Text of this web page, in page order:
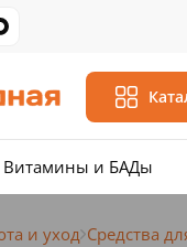
Витамины и БАДы
и уход Средства